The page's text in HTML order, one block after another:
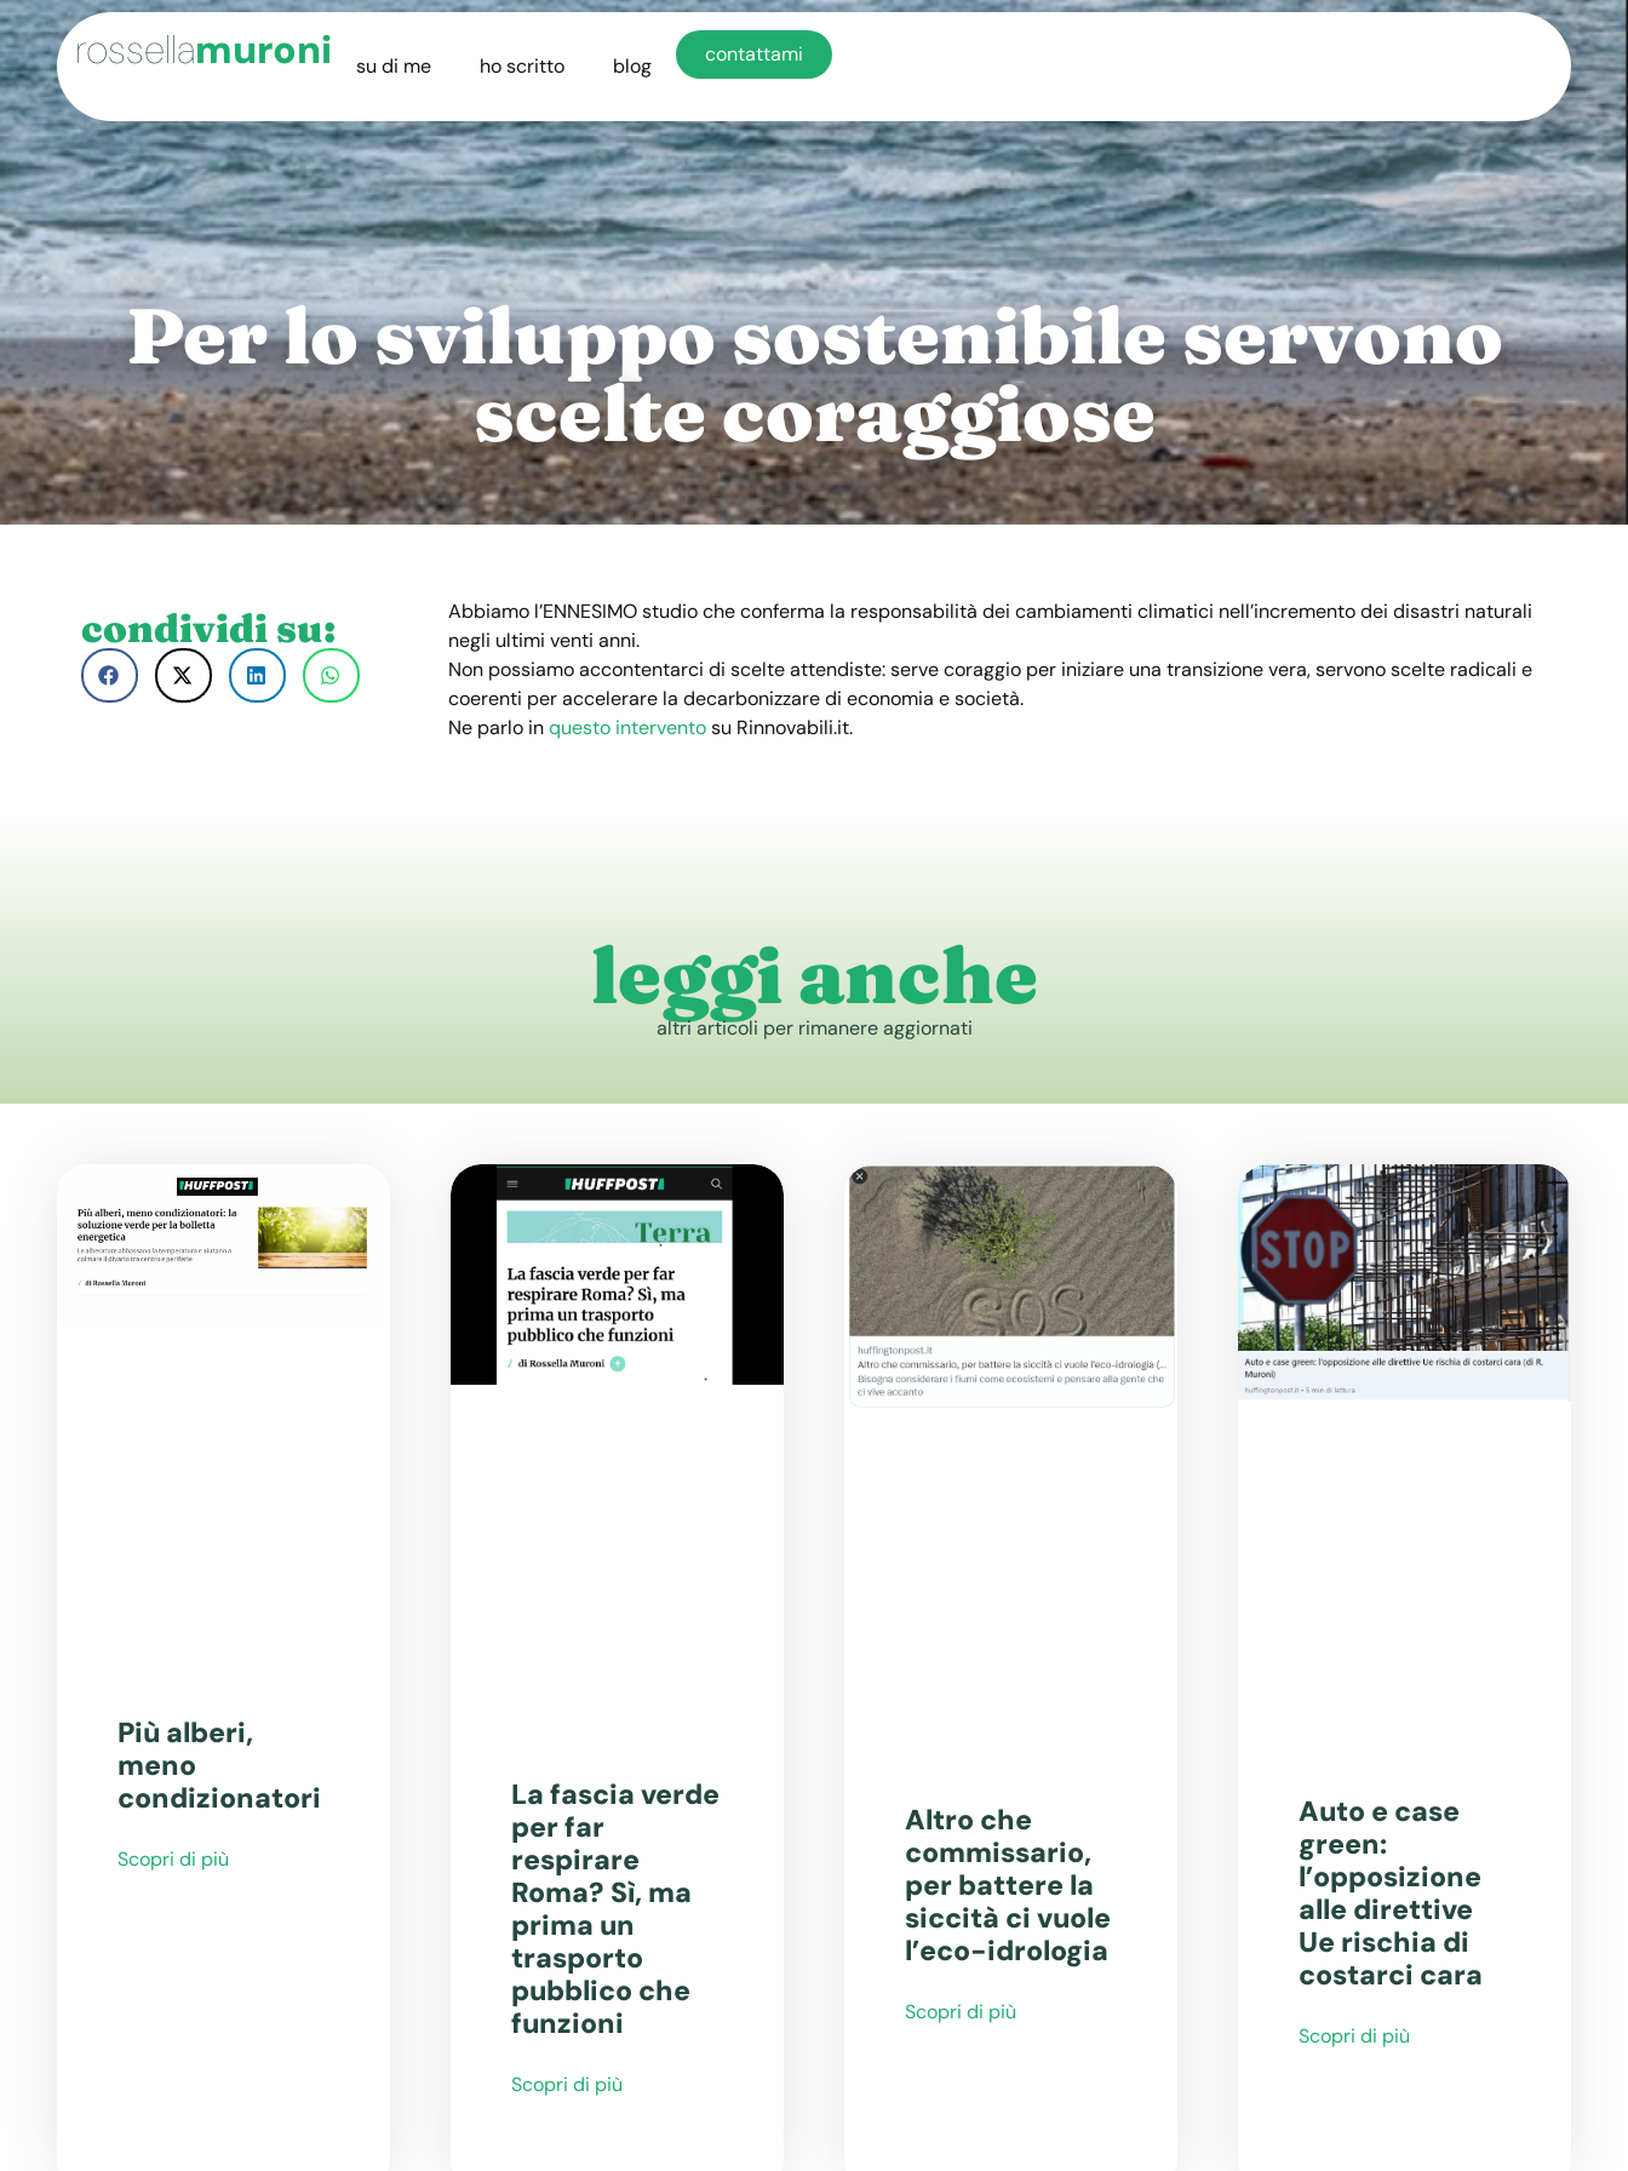
rossellamuroni su di me ho scritto blog contattami
Per lo sviluppo sostenibile servono
scelte coraggiose
condividi su:
Abbiamo l’ENNESIMO studio che conferma la responsabilità dei cambiamenti climatici nell’incremento dei disastri naturali
negli ultimi venti anni.
Non possiamo accontentarci di scelte attendiste: serve coraggio per iniziare una transizione vera, servono scelte radicali e
coerenti per accelerare la decarbonizzare di economia e società.
Ne parlo inquesto interventosu Rinnovabili.it.
leggi anche
altri articoli per rimanere aggiornati
Più alberi,
meno
condizionatori
Scopri di più
La fascia verde
per far
respirare
Roma? Sì, ma
prima un
trasporto
pubblico che
funzioni
Scopri di più
Altro che
commissario,
per battere la
siccità ci vuole
l’eco-idrologia
Scopri di più
Auto e case
green:
l’opposizione
alle direttive
Ue rischia di
costarci cara
Scopri di più